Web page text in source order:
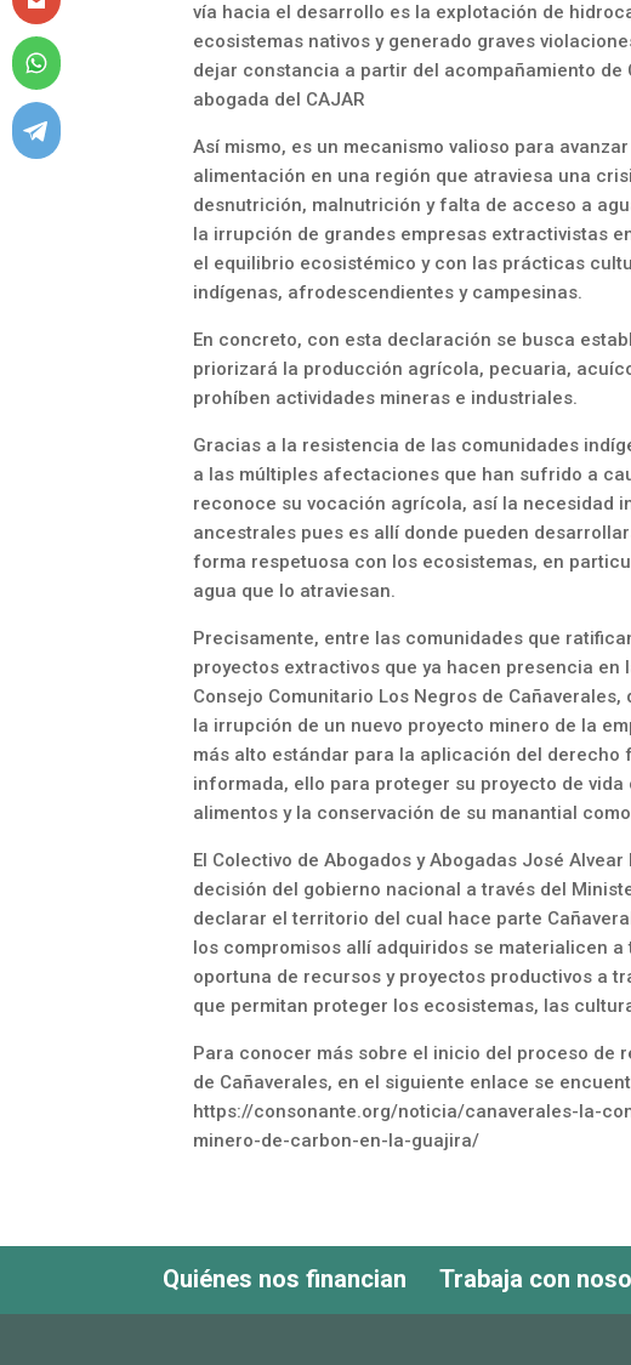
vía hacia el desarrollo es la explotación de
ecosistemas nativos y generado graves
dejar constancia a partir del acompañamiento de
abogada del CAJAR
Así mismo, es un mecanismo valioso para
alimentación en una región que atraviesa una
desnutrición, malnutrición y falta de acceso a
la irrupción de grandes empresas extractivistas
el equilibrio ecosistémico y con las prácticas
indígenas, afrodescendientes y campesinas.
En concreto, con esta declaración se busca
priorizará la producción agrícola, pecuaria,
prohíben actividades mineras e industriales.
Gracias a la resistencia de las comunidades
a las múltiples afectaciones que han sufrido a
reconoce su vocación agrícola, así la necesidad
ancestrales pues es allí donde pueden
forma respetuosa con los ecosistemas, en
agua que lo atraviesan.
Precisamente, entre las comunidades que
proyectos extractivos que ya hacen presencia
Consejo Comunitario Los Negros de
la irrupción de un nuevo proyecto minero de la
más alto estándar para la aplicación del
informada, ello para proteger su proyecto de
alimentos y la conservación de su manantial
El Colectivo de Abogados y Abogadas José
decisión del gobierno nacional a través del
declarar el territorio del cual hace parte
los compromisos allí adquiridos se materialicen
oportuna de recursos y proyectos productivos a
que permitan proteger los ecosistemas, las
Para conocer más sobre el inicio del proceso de
de Cañaverales, en el siguiente enlace se
https://consonante.org/noticia/canaverales-la-
minero-de-carbon-en-la-guajira/
Quiénes nos financian Trabaja con